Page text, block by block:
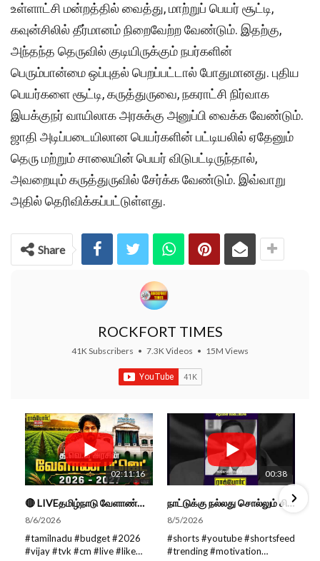
உள்ளாட்சி மன்றத்தில் வைத்து, மாற்றுப் பெயர் சூட்டி,
கவுன்சிலில் தீர்மானம் நிறைவேற்ற வேண்டும். இதற்கு,
அந்தந்த தெருவில் குடியிருக்கும் நபர்களின்
பெரும்பான்மை ஒப்புதல் பெறப்பட்டால் போதுமானது. புதிய
பெயர்களை சூட்டி, கருத்துருவை, நகராட்சி நிர்வாக
இயக்குநர் வாயிலாக அரசுக்கு அனுப்பி வைக்க வேண்டும்.
ஜாதி அடிப்படையிலான பெயர்களின் பட்டியலில் ஏதேனும்
தெரு மற்றும் சாலையின் பெயர் விடுபட்டிருந்தால்,
அவறையும் கருத்துருவில் சேர்க்க வேண்டும். இவ்வாறு
அதில் தெரிவிக்கப்பட்டுள்ளது.
Share
ROCKFORT TIMES
41K Subscribers • 7.3K Videos • 15M Views
02:11:16
🔴 LIVEதமிழ்நாடு வேளாண்மை நிதிநிலை அறிக்கை - 2026-27 |TN Agriculture Budget #live #budget #video #cm
8/6/2026
#tamilnadu #budget #2026
#vijay #tvk #cm #live #like
00:38
நாட்டுக்கு நல்லது சொல்லும் சிறப்பான மேடைப்பேச்சு... #shorts #subscribe #video
8/5/2026
#shorts #youtube #shortsfeed
#trending #motivation